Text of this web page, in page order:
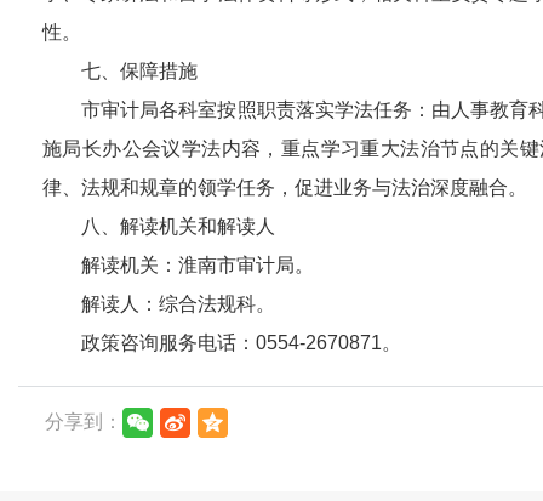
性。
七、保障措施
市审计局各科室按照职责落实学法任务：由人事教
施局长办公会议学法内容，重点学习重大法治节点的关
律、法规和规章的领学任务，促进业务与法治深度融合。
八、解读机关和解读人
解读机关：淮南市审计局。
解读人：综合法规科。
政策咨询服务电话：0554-2670871。
分享到：